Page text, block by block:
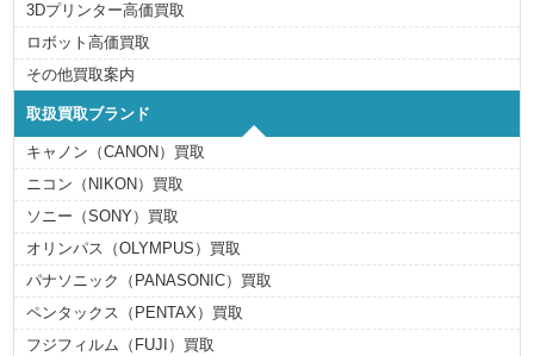
3Dプリンター高価買取
ロボット高価買取
その他買取案内
取扱買取ブランド
キャノン（CANON）買取
ニコン（NIKON）買取
ソニー（SONY）買取
オリンパス（OLYMPUS）買取
パナソニック（PANASONIC）買取
ペンタックス（PENTAX）買取
フジフィルム（FUJI）買取